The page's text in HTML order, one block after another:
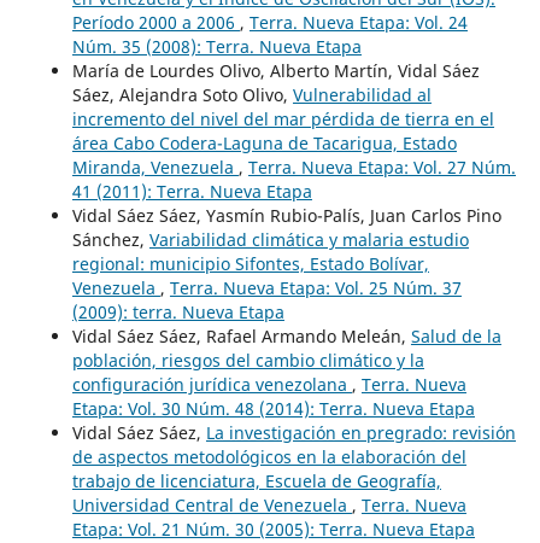
Período 2000 a 2006 , Terra. Nueva Etapa: Vol. 24
Núm. 35 (2008): Terra. Nueva Etapa
María de Lourdes Olivo, Alberto Martín, Vidal Sáez
Sáez, Alejandra Soto Olivo, Vulnerabilidad al
incremento del nivel del mar pérdida de tierra en el
área Cabo Codera-Laguna de Tacarigua, Estado
Miranda, Venezuela , Terra. Nueva Etapa: Vol. 27 Núm.
41 (2011): Terra. Nueva Etapa
Vidal Sáez Sáez, Yasmín Rubio-Palís, Juan Carlos Pino
Sánchez, Variabilidad climática y malaria estudio
regional: municipio Sifontes, Estado Bolívar,
Venezuela , Terra. Nueva Etapa: Vol. 25 Núm. 37
(2009): terra. Nueva Etapa
Vidal Sáez Sáez, Rafael Armando Meleán, Salud de la
población, riesgos del cambio climático y la
configuración jurídica venezolana , Terra. Nueva
Etapa: Vol. 30 Núm. 48 (2014): Terra. Nueva Etapa
Vidal Sáez Sáez, La investigación en pregrado: revisión
de aspectos metodológicos en la elaboración del
trabajo de licenciatura, Escuela de Geografía,
Universidad Central de Venezuela , Terra. Nueva
Etapa: Vol. 21 Núm. 30 (2005): Terra. Nueva Etapa